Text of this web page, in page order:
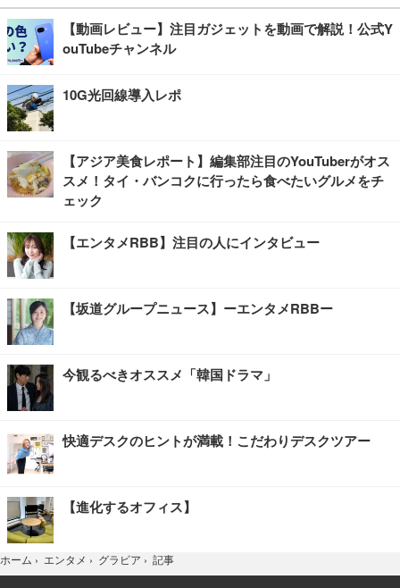
【動画レビュー】注目ガジェットを動画で解説！公式Y
ouTubeチャンネル
10G光回線導入レポ
【アジア美食レポート】編集部注目のYouTuberがオス
スメ！タイ・バンコクに行ったら食べたいグルメをチ
ェック
【エンタメRBB】注目の人にインタビュー
【坂道グループニュース】ーエンタメRBBー
今観るべきオススメ「韓国ドラマ」
快適デスクのヒントが満載！こだわりデスクツアー
【進化するオフィス】
ホーム › エンタメ › グラビア › 記事